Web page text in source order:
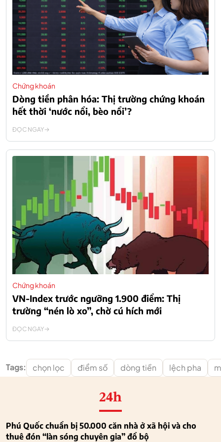
Chứng khoán
Dòng tiền phân hóa: Thị trường chứng khoán
hết thời ‘nước nổi, bèo nổi’?
ĐỌC NGAY
Chứng khoán
VN-Index trước ngưỡng 1.900 điểm: Thị
trường “nén lò xo”, chờ cú hích mới
ĐỌC NGAY
Tags: chọn lọc điểm số dòng tiền lệch pha
24h
Phú Quốc chuẩn bị 50.000 căn nhà ở xã hội và cho
thuê đón “làn sóng chuyên gia” đổ bộ